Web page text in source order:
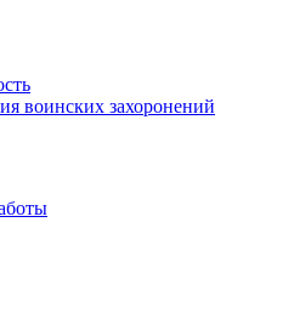
воинских захоронений